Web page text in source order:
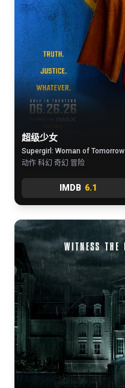
超级少女
Supergirl: Woman of Tomorrow
动作 科幻 奇幻 冒险
IMDB 6.1